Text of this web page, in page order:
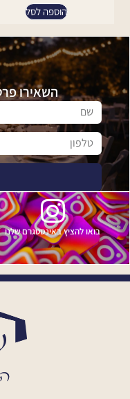
הוספה לסל
השאירו
בואו להציץ באינסטגרם שלנו